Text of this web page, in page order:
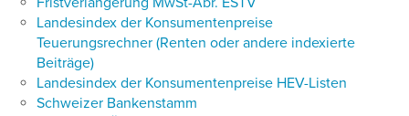
Landesindex der Konsumentenpreise
Teuerungsrechner (Renten oder andere indexierte
Beiträge)
Landesindex der Konsumentenpreise HEV-Listen
Schweizer Bankenstamm